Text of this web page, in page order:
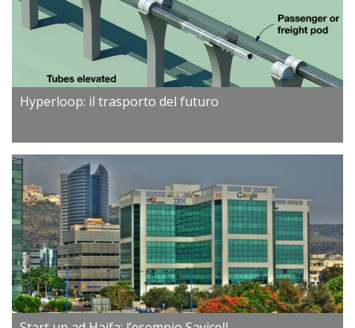
Hyperloop: il trasporto del futuro